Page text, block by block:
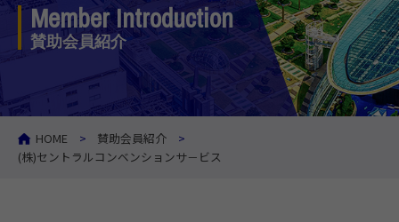
Member Introduction
賛助会員紹介
HOME
賛助会員紹介
(株)セントラルコンベンションサ－ビス